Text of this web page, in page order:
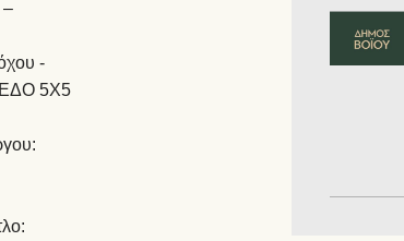
-
5Χ5